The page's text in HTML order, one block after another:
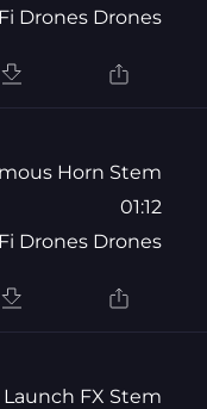
Drones Drones
Horn Stem
01:12
Drones Drones
FX Stem